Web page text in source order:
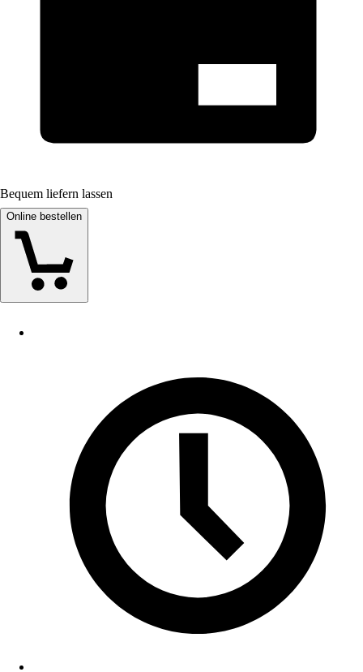
Bequem liefern lassen
Online bestellen